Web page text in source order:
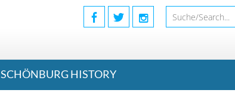
SCHÖNBURG HISTORY